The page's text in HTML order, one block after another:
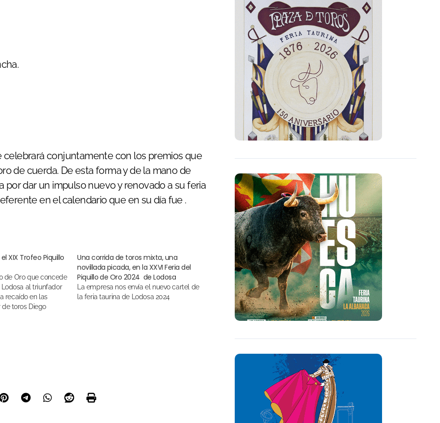
conjuntamente con los premios que
de cuerda. De esta forma y de la mano de
dar un impulso nuevo y renovado a su feria
en el calendario que en su día fue .
XIX Trofeo Piquillo
al triunfador
recaído en las
toros Diego
Una corrida de toros mixta, una
novillada picada, en la XXVI Feria del
Piquillo de Oro 2024 de Lodosa
la feria taurina de Lodosa 2024